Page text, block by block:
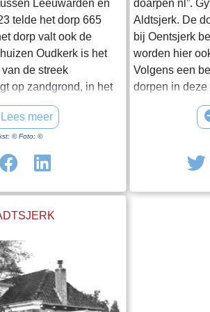
Leeuwarden en
telde het dorp 665
dorp valt ook de
Oudkerk is het
de streek
op zandgrond, in het
De
in noordwestelijke
Ten zuidwesten
Aldtsjerkstermar Iets
staat, een
Lees meer
© Foto: ©
doarpen nl”.
Aldtsjerk. De
bij Oentsjerk
worden hier
Volgens een
dorpen in deze
hier vroeger
woonde met
kregen ieder
boerderij met
omgeving